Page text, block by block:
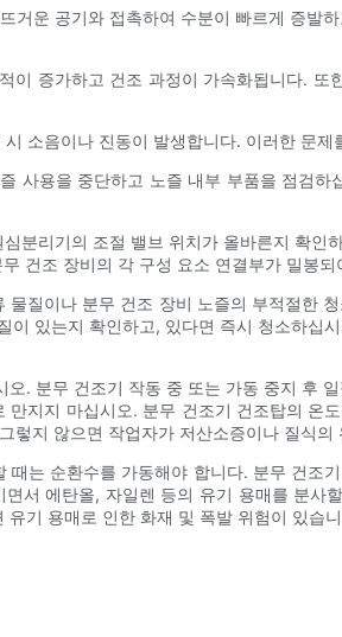
운 공기와 접촉하여 수분이 빠르게 증발
증가하고 건조 과정이 가속화됩니다.
소음이나 진동이 발생합니다. 이러한 문제
사용을 중단하고 노즐 내부 부품을 점검
리기의 조절 밸브 위치가 올바른지 확인
건조 장비의 각 구성 요소 연결부가 밀봉
질이나 분무 건조 장비 노즐의 부적절한
있는지 확인하고, 있다면 즉시 청소하십
. 분무 건조기 작동 중 또는 가동 중지 후
지지 마십시오. 분무 건조기 건조탑의 온
렇지 않으면 작업자가 저산소증이나 질식의
는 순환수를 가동해야 합니다. 분무 건조
서 에탄올, 자일렌 등의 유기 용매를 분사
기 용매로 인한 화재 및 폭발 위험이 있습